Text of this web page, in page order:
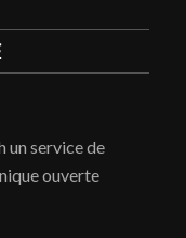
un service de
ouverte